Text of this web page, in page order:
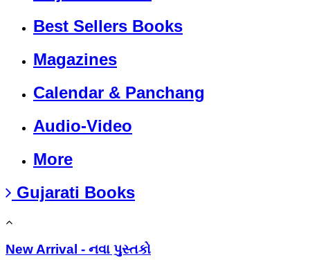
Best Sellers Books
Magazines
Calendar & Panchang
Audio-Video
More
Gujarati Books
New Arrival - નવા પુસ્તકો